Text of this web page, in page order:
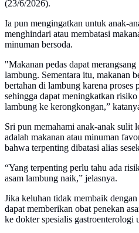
(23/6/2026).
Ia pun mengingatkan untuk anak-
menghindari atau membatasi
minuman bersoda.
"Makanan pedas dapat
lambung. Sementara itu, makanan
bertahan di lambung karena proses
sehingga dapat meningkatkan
lambung ke kerongkongan,”
Sri pun memahami anak-anak sulit
adalah makanan atau minuman
bahwa terpenting dibatasi alias
“Yang terpenting perlu tahu ada
asam lambung naik,” jelasnya.
Jika keluhan tidak membaik
dapat memberikan obat penekan
ke dokter spesialis gastroenterologi